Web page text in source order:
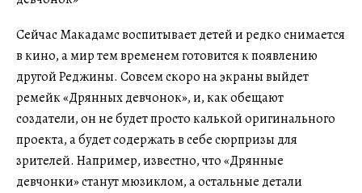
Сейчас Макадамс воспитывает детей и редко снимается
в кино, а мир тем временем готовится к появлению
другой Реджины. Совсем скоро на экраны выйдет
ремейк «Дрянных девчонок», и, как обещают
создатели, он не будет просто калькой оригинального
проекта, а будет содержать в себе сюрпризы для
зрителей. Например, известно, что «Дрянные
девчонки» станут мюзиклом, а остальные детали